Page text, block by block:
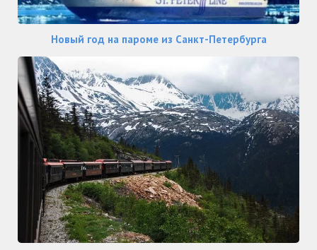
Новый год на пароме из Санкт-Петербурга